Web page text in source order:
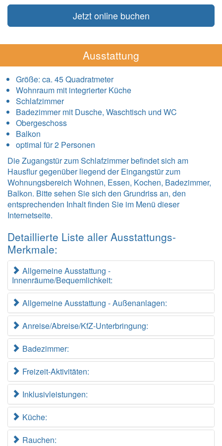
Jetzt online buchen
Ausstattung
Größe: ca. 45 Quadratmeter
Wohnraum mit integrierter Küche
Schlafzimmer
Badezimmer mit Dusche, Waschtisch und WC
Obergeschoss
Balkon
optimal für 2 Personen
Die Zugangstür zum Schlafzimmer befindet sich am
Hausflur gegenüber liegend der Eingangstür zum
Wohnungsbereich Wohnen, Essen, Kochen, Badezimmer,
Balkon. Bitte sehen Sie sich den Grundriss an, den
entsprechenden Inhalt finden Sie im Menü dieser
Internetseite.
Detaillierte Liste aller Ausstattungs-
Merkmale:
Allgemeine Ausstattung -
Innenräume/Bequemlichkeit:
Allgemeine Ausstattung - Außenanlagen:
Anreise/Abreise/KfZ-Unterbringung:
Badezimmer:
Freizeit-Aktivitäten:
Inklusivleistungen:
Küche:
Rauchen: